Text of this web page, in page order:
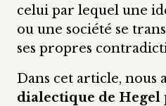
celui par lequel une
ou une société se
ses propres
Dans cet article, nous
dialectique de Hegel